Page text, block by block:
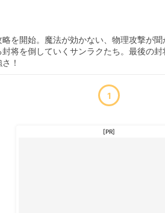
を開始。魔法が効かない、物理攻撃が
将を倒していくサンラクたち。最後の
！
1
[PR]